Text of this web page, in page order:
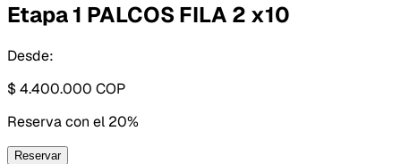
Etapa 1 PALCOS FILA 2 x10
Desde:
$ 4.400.000 COP
Reserva con el 20%
Reservar